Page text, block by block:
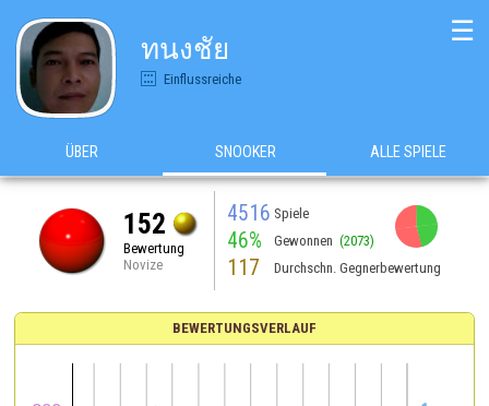
ทนงชัย
Einflussreiche
☰
ÜBER SNOOKER ALLE SPIELE
152
Bewertung
Novize
4516 Spiele
46% Gewonnen (2073)
117 Durchschn. Gegnerbewertung
BEWERTUNGSVERLAUF